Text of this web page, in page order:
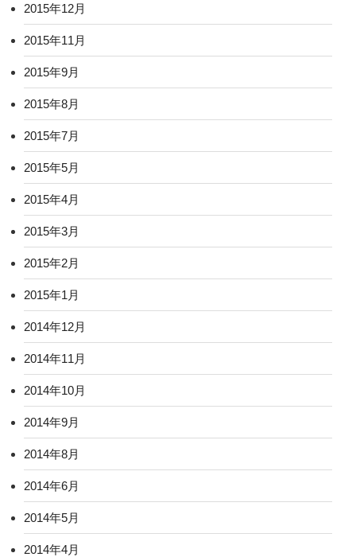
2015年12月
2015年11月
2015年9月
2015年8月
2015年7月
2015年5月
2015年4月
2015年3月
2015年2月
2015年1月
2014年12月
2014年11月
2014年10月
2014年9月
2014年8月
2014年6月
2014年5月
2014年4月